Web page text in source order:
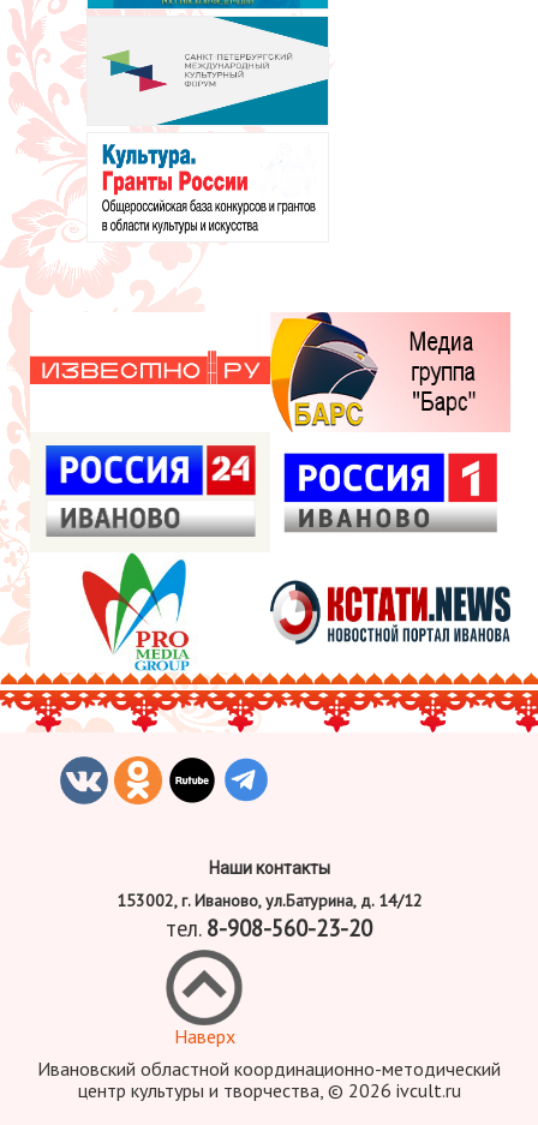
Наши контакты
153002, г. Иваново, ул.Батурина, д. 14/12
тел. 8-908-560-23-20
Наверх
Ивановский областной координационно-методический
центр культуры и творчества, © 2026 ivcult.ru